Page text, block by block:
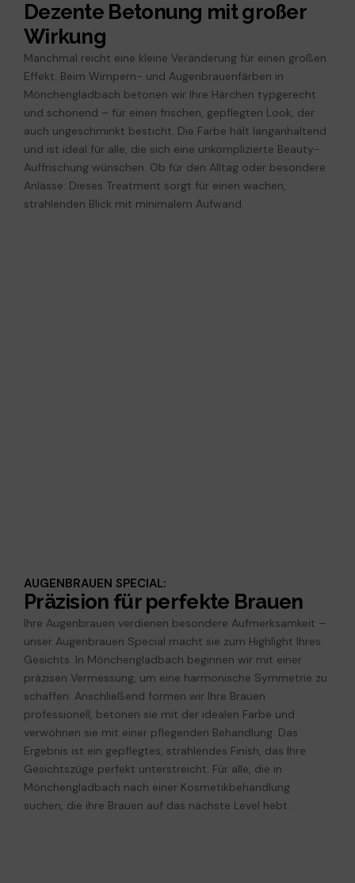
Dezente Betonung mit großer
Wirkung
Manchmal reicht eine kleine Veränderung für einen großen
Effekt. Beim Wimpern- und Augenbrauenfärben in
Mönchengladbach betonen wir Ihre Härchen typgerecht
und schonend – für einen frischen, gepflegten Look, der
auch ungeschminkt besticht. Die Farbe hält langanhaltend
und ist ideal für alle, die sich eine unkomplizierte Beauty-
Auffrischung wünschen. Ob für den Alltag oder besondere
Anlässe: Dieses Treatment sorgt für einen wachen,
strahlenden Blick mit minimalem Aufwand.
AUGENBRAUEN SPECIAL:
Präzision für perfekte Brauen
Ihre Augenbrauen verdienen besondere Aufmerksamkeit –
unser Augenbrauen Special macht sie zum Highlight Ihres
Gesichts. In Mönchengladbach beginnen wir mit einer
präzisen Vermessung, um eine harmonische Symmetrie zu
schaffen. Anschließend formen wir Ihre Brauen
professionell, betonen sie mit der idealen Farbe und
verwöhnen sie mit einer pflegenden Behandlung. Das
Ergebnis ist ein gepflegtes, strahlendes Finish, das Ihre
Gesichtszüge perfekt unterstreicht. Für alle, die in
Mönchengladbach nach einer Kosmetikbehandlung
suchen, die ihre Brauen auf das nächste Level hebt.